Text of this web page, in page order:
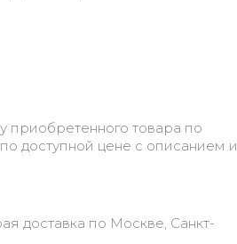
приобретенного товара по
доступной цене с описанием и
доставка по Москве, Санкт-